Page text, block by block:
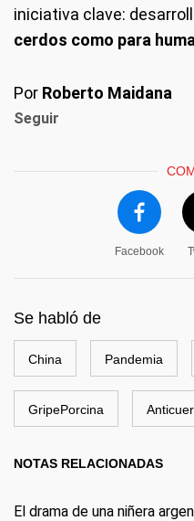
iniciativa clave:
cerdos como para
Por Roberto Maidana
Seguir
Facebook
Se habló de
China Pandemia
GripePorcina
NOTAS RELACIONADAS
El drama de una niñera